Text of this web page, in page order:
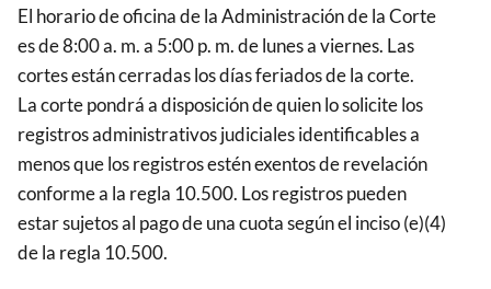
El horario de oficina de la Administración de la Corte
es de 8:00 a. m. a 5:00 p. m. de lunes a viernes. Las
cortes están cerradas los días feriados de la corte.
La corte pondrá a disposición de quien lo solicite los
registros administrativos judiciales identificables a
menos que los registros estén exentos de revelación
conforme a la regla 10.500. Los registros pueden
estar sujetos al pago de una cuota según el inciso (e)(4)
de la regla 10.500.